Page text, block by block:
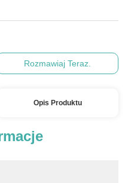
Rozmawiaj Teraz.
Opis Produktu